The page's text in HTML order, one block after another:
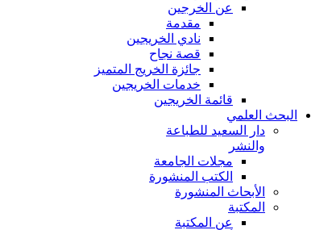
عن الخرجين
مقدمة
نادي الخريجين
قصة نجاح
جائزة الخريج المتميز
خدمات الخريجين
قائمة الخريجين
البحث العلمي
دار السعيد للطباعة
والنشر
مجلات الجامعة
الكتب المنشورة
الأبحاث المنشورة
المكتبة
عن المكتبة